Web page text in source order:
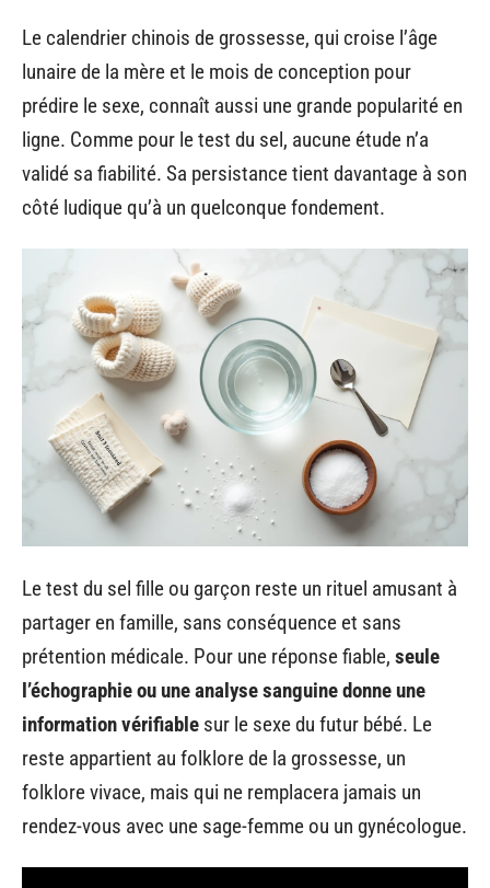
Le calendrier chinois de grossesse, qui croise l’âge
lunaire de la mère et le mois de conception pour
prédire le sexe, connaît aussi une grande popularité en
ligne. Comme pour le test du sel, aucune étude n’a
validé sa fiabilité. Sa persistance tient davantage à son
côté ludique qu’à un quelconque fondement.
Le test du sel fille ou garçon reste un rituel amusant à
partager en famille, sans conséquence et sans
prétention médicale. Pour une réponse fiable, seule
l’échographie ou une analyse sanguine donne une
information vérifiable sur le sexe du futur bébé. Le
reste appartient au folklore de la grossesse, un
folklore vivace, mais qui ne remplacera jamais un
rendez-vous avec une sage-femme ou un gynécologue.